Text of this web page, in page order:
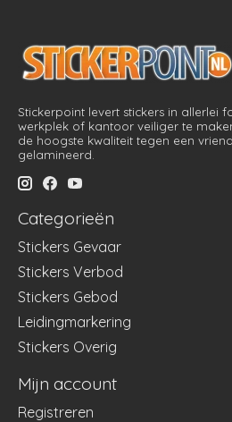
Stickerpoint levert stickers in allerlei
werkplek of kantoor veiliger te
de hoogste kwaliteit tegen een
gelamineerd.
Categorieën
Stickers Gevaar
Stickers Verbod
Stickers Gebod
Leidingmarkering
Stickers Overig
Mijn account
Registreren